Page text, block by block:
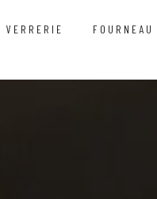
VERRERIE FOURNEAU